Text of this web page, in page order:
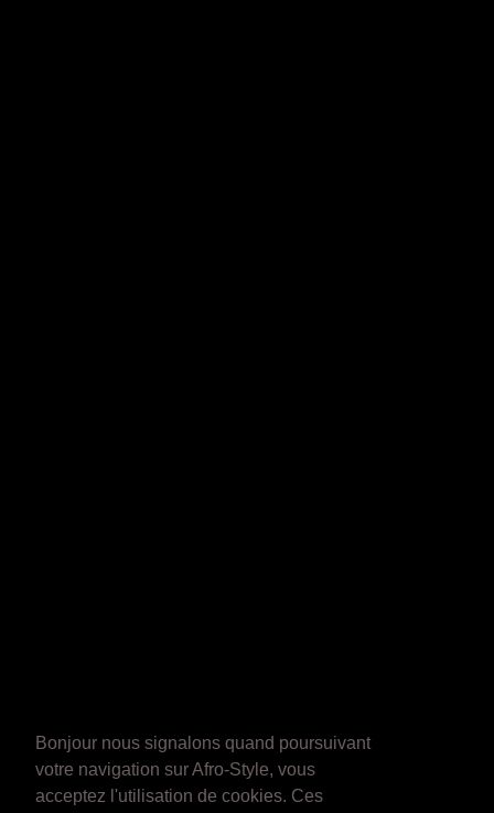
Bonjour nous signalons quand poursuivant
votre navigation sur Afro-Style, vous
acceptez l'utilisation de cookies. Ces